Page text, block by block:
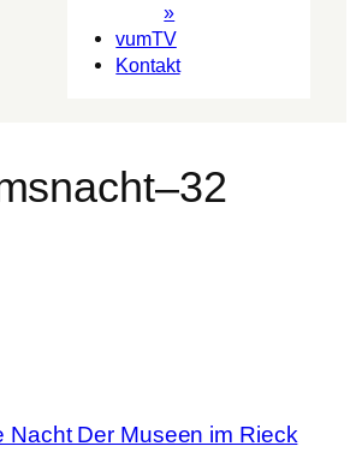
»
vumTV
Kon­takt
Nacht Der Museen im Rieck